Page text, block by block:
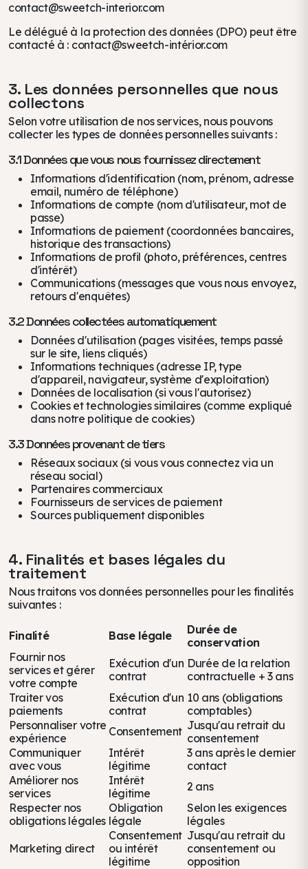
contact@sweetch-interior.com
Le délégué à la protection des données (DPO) peut être
contacté à : contact@sweetch-intérior.com
3. Les données personnelles que nous
collectons
Selon votre utilisation de nos services, nous pouvons
collecter les types de données personnelles suivants :
3.1 Données que vous nous fournissez directement
Informations d'identification (nom, prénom, adresse
email, numéro de téléphone)
Informations de compte (nom d'utilisateur, mot de
passe)
Informations de paiement (coordonnées bancaires,
historique des transactions)
Informations de profil (photo, préférences, centres
d'intérêt)
Communications (messages que vous nous envoyez,
retours d'enquêtes)
3.2 Données collectées automatiquement
Données d'utilisation (pages visitées, temps passé
sur le site, liens cliqués)
Informations techniques (adresse IP, type
d'appareil, navigateur, système d'exploitation)
Données de localisation (si vous l'autorisez)
Cookies et technologies similaires (comme expliqué
dans notre politique de cookies)
3.3 Données provenant de tiers
Réseaux sociaux (si vous vous connectez via un
réseau social)
Partenaires commerciaux
Fournisseurs de services de paiement
Sources publiquement disponibles
4. Finalités et bases légales du
traitement
Nous traitons vos données personnelles pour les finalités
suivantes :
Finalité Base légale
Durée de
conservation
Fournir nos
services et gérer
votre compte
Exécution d'un
contrat
Durée de la relation
contractuelle + 3 ans
Traiter vos
paiements
Exécution d'un
contrat
10 ans (obligations
comptables)
Personnaliser votre
expérience
Consentement Jusqu'au retrait du
consentement
Communiquer
avec vous
Intérêt
légitime
3 ans après le dernier
contact
Améliorer nos
services
Intérêt
légitime
2 ans
Respecter nos
obligations légales
Obligation
légale
Selon les exigences
légales
Marketing direct
Consentement
ou intérêt
légitime
Jusqu'au retrait du
consentement ou
opposition